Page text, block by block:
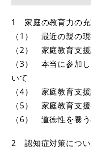
1 家庭の教育力の充
（1） 最近の親の
（2） 家庭教育支
（3） 本当に参加
いて
（4） 家庭教育支
（5） 家庭教育支
（6） 道徳性を養
2 認知症対策につい